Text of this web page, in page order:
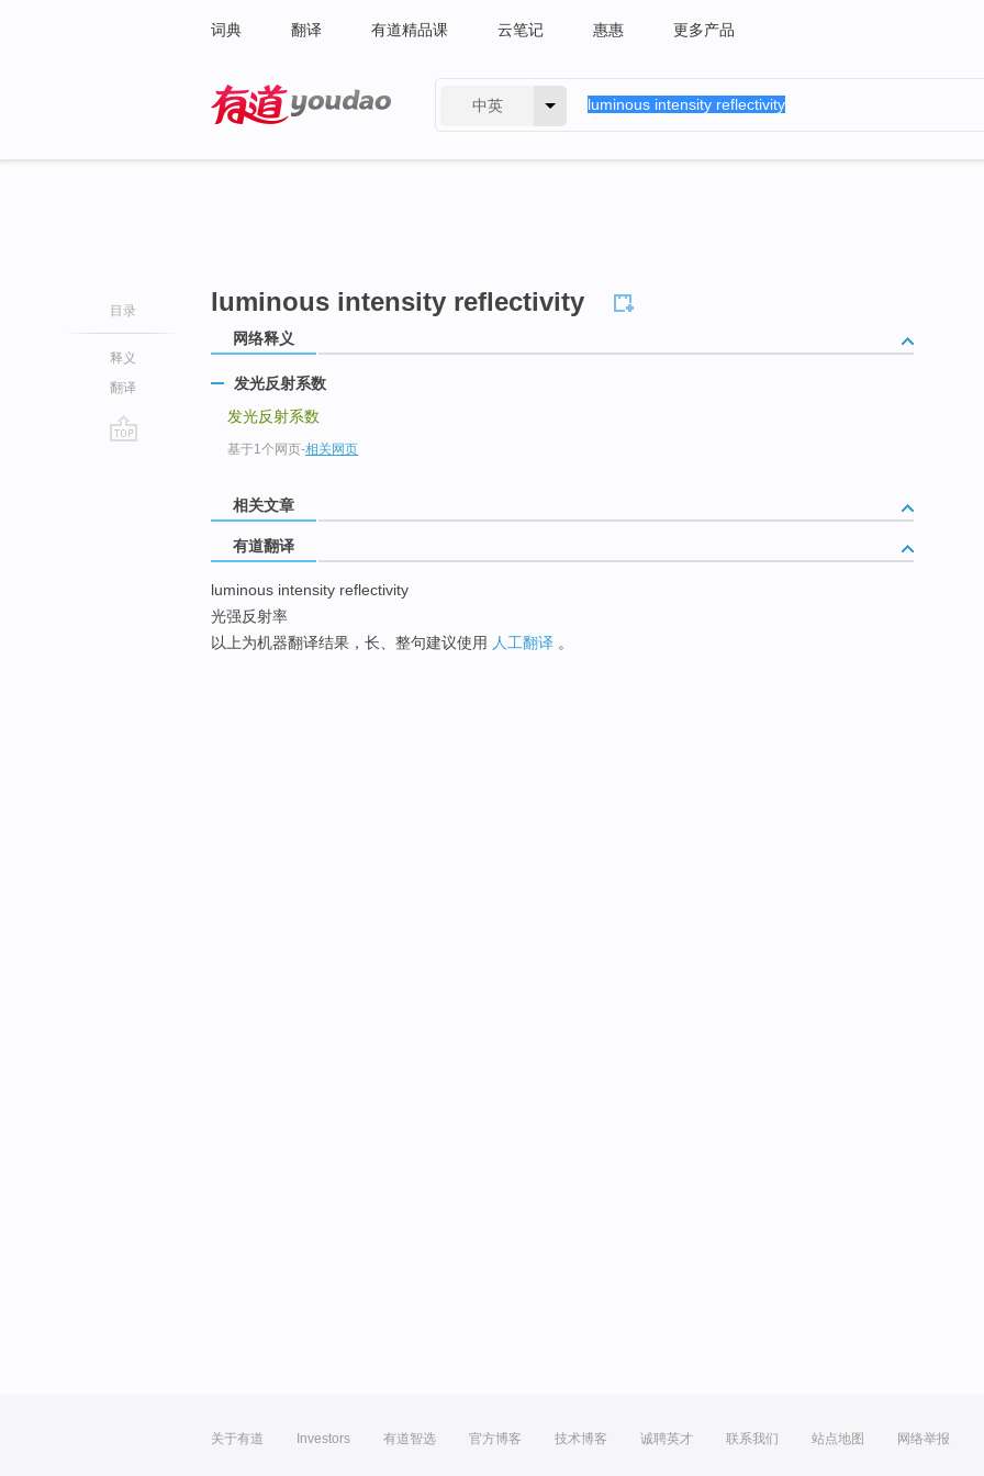
词典 翻译 有道精品课 云笔记 惠惠 更多产品
中英
目录
释义
翻译
luminous intensity reflectivity
网络释义
发光反射系数
发光反射系数
基于1个网页-相关网页
相关文章
有道翻译
luminous intensity reflectivity
光强反射率
以上为机器翻译结果，长、整句建议使用 人工翻译 。
关于有道 Investors 有道智选 官方博客 技术博客 诚聘英才 联系我们 站点地图 网络举报